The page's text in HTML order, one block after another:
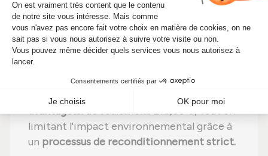
d'essai Schenck avant expédition.
Pourquoi donc payer le prix fort pour un
turbocompresseur Garrett 454135-5010S
neuf ? Un
reconditionnévous permet de profiter des
mêmes performances à un
coût bien plus
avantageuxde seulement 218,50 €, tout en
limitant l'impact environnemental grâce à
un processus de reconditionnement strict.